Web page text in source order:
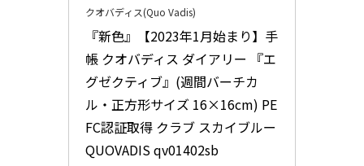
クオバディス(Quo Vadis)
『新色』【2023年1月始まり】手
帳 クオバディス ダイアリー 『エ
グゼクティブ』(週間バーチカ
ル・正方形サイズ 16×16cm) PE
FC認証取得 クラブ スカイブルー
QUOVADIS qv01402sb